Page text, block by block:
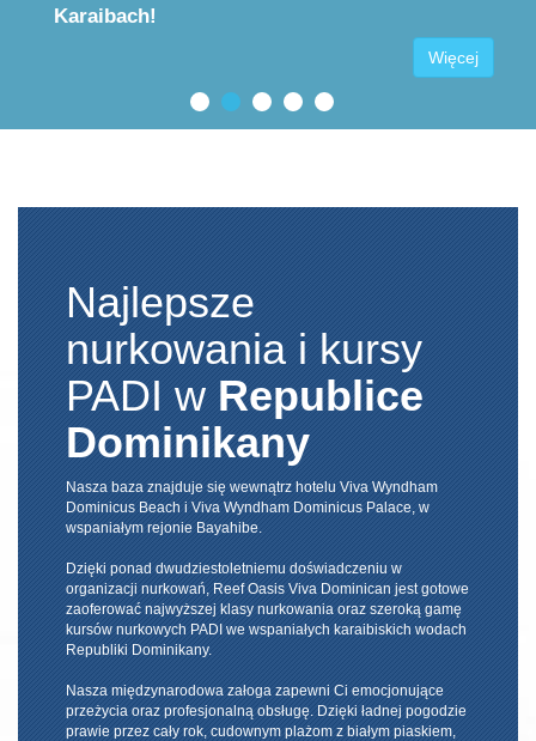
Karaibach!
Więcej
Najlepsze
nurkowania i kursy
PADI wRepublice
Dominikany
Nasza baza znajduje się wewnątrz hotelu Viva Wyndham
Dominicus Beach i Viva Wyndham Dominicus Palace, w
wspaniałym rejonie Bayahibe.
Dzięki ponad dwudziestoletniemu doświadczeniu w
organizacji nurkowań, Reef Oasis Viva Dominican jest gotowe
zaoferować najwyższej klasy nurkowania oraz szeroką gamę
kursów nurkowych PADI we wspaniałych karaibiskich wodach
Republiki Dominikany.
Nasza międzynarodowa załoga zapewni Ci emocjonujące
przeżycia oraz profesjonalną obsługę. Dzięki ładnej pogodzie
prawie przez cały rok, cudownym plażom z białym piaskiem,